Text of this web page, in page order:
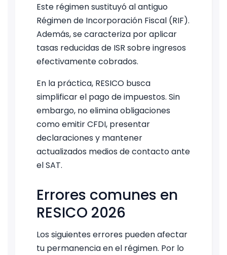
Este régimen sustituyó al antiguo
Régimen de Incorporación Fiscal (RIF).
Además, se caracteriza por aplicar
tasas reducidas de ISR sobre ingresos
efectivamente cobrados.
En la práctica, RESICO busca
simplificar el pago de impuestos. Sin
embargo, no elimina obligaciones
como emitir CFDI, presentar
declaraciones y mantener
actualizados medios de contacto ante
el SAT.
Errores comunes en
RESICO 2026
Los siguientes errores pueden afectar
tu permanencia en el régimen. Por lo